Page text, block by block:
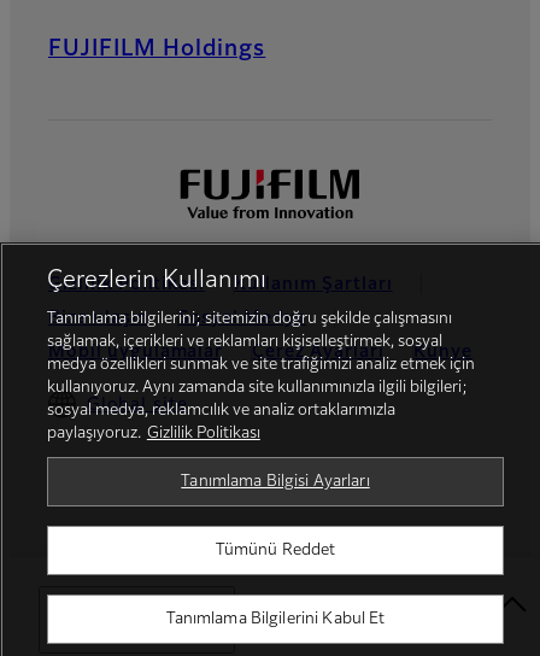
Select Your Location
FUJIFILM Holdings
Gizlilik Politikası
Kullanım Şartları
Bize ulaşın
Sosyal Medya
Mobil uygulamalar
Çerez Ayarları Künye
Global site
© FUJIFILM Dis Ticaret A.S.
Çerezlerin Kullanımı
Tanımlama bilgilerini; sitemizin doğru şekilde çalışmasını
sağlamak, içerikleri ve reklamları kişiselleştirmek, sosyal
medya özellikleri sunmak ve site trafiğimizi analiz etmek için
kullanıyoruz. Aynı zamanda site kullanımınızla ilgili bilgileri;
sosyal medya, reklamcılık ve analiz ortaklarımızla
paylaşıyoruz. Gizlilik Politikası
Tanımlama Bilgisi Ayarları
Tümünü Reddet
Tanımlama Bilgilerini Kabul Et